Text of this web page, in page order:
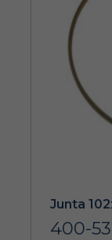
Junta
400-